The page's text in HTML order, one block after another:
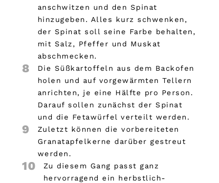
anschwitzen und den Spinat
hinzugeben. Alles kurz schwenken,
der Spinat soll seine Farbe behalten,
mit Salz, Pfeffer und Muskat
abschmecken.
8
Die Süßkartoffeln aus dem Backofen
holen und auf vorgewärmten Tellern
anrichten, je eine Hälfte pro Person.
Darauf sollen zunächst der Spinat
und die Fetawürfel verteilt werden.
9
Zuletzt können die vorbereiteten
Granatapfelkerne darüber gestreut
werden.
10
Zu diesem Gang passt ganz
hervorragend ein herbstlich-